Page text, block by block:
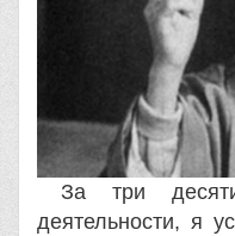
За три
деятельности, я